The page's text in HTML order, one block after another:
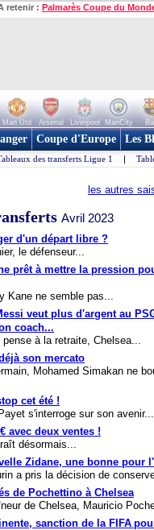
retenir : Palmarès Coupe du
Man Utd Arsenal Liverpool ManCity
Coupe d'Europe Les
des transferts Ligue 1 |
les autres
Avril 2023
d'un départ libre ?
le défenseur...
prêt à mettre la pression
Kane ne semble pas...
veut plus d'argent au
coach...
à la retraite, Chelsea...
son mercato
Mohamed Simakan ne
cet été !
s'interroge sur son
avec deux ventes !
désormais...
Zidane, une bonne pour
a pris la décision de
de Pochettino à Chelsea
de Chelsea, Mauricio
sanction de la FIFA